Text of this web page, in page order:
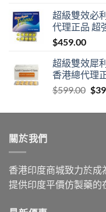
超級雙效必
代理正品 超
$459.00
超級雙效犀
香港總代理
$599.00 $
關於我們
香港印度商城致力於
提供印度平價仿製藥的